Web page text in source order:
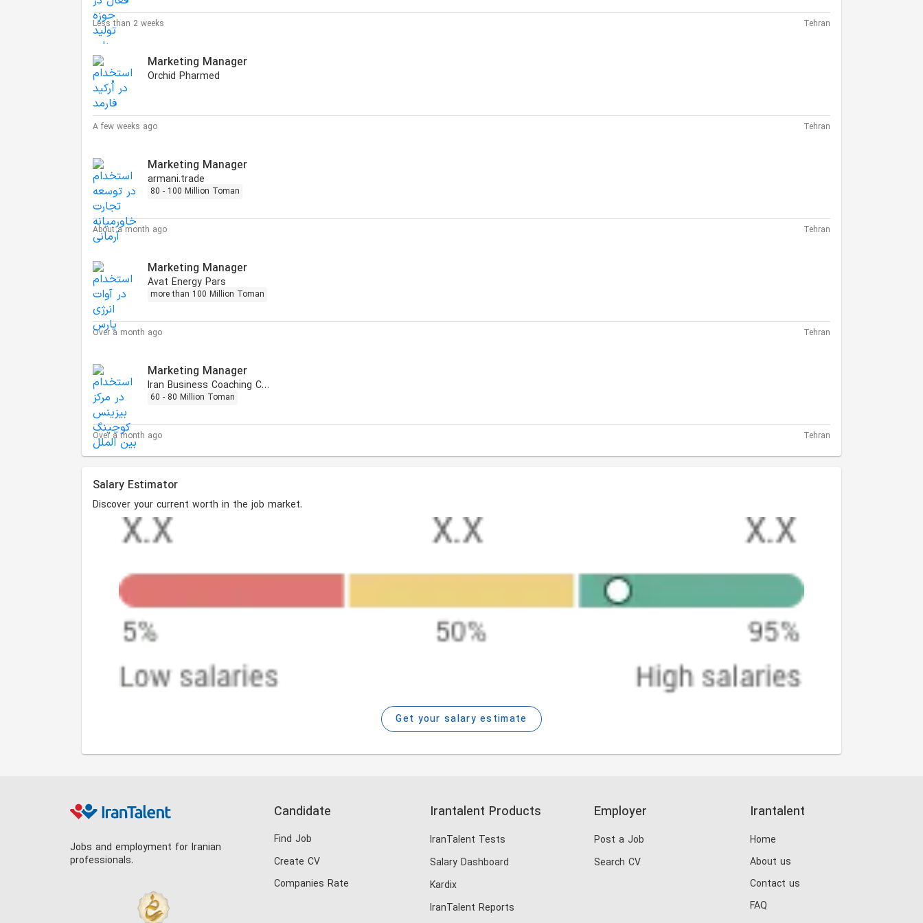
Less than 2 weeks Tehran
Marketing Manager
Orchid Pharmed
A few weeks ago Tehran
Marketing Manager
armani.trade
80 - 100 Million Toman
About a month ago Tehran
Marketing Manager
Avat Energy Pars
more than 100 Million Toman
Over a month ago Tehran
Marketing Manager
Iran Business Coaching Center
60 - 80 Million Toman
Over a month ago Tehran
Salary Estimator
Discover your current worth in the job market.
Get your salary estimate
Jobs and employment for Iranian
professionals.
Candidate
Find Job
Create CV
Companies Rate
Irantalent Products
IranTalent Tests
Salary Dashboard
Kardix
IranTalent Reports
Employer
Post a Job
Search CV
Irantalent
Home
About us
Contact us
FAQ